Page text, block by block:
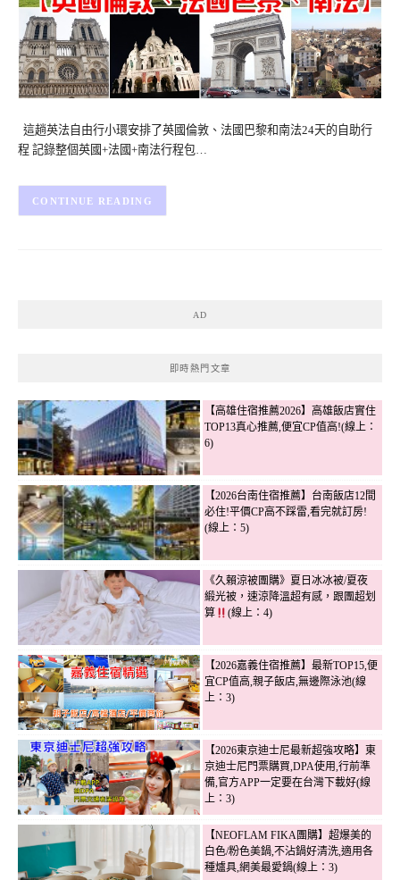
這趟英法自由行小環安排了英國倫敦、法國巴黎和南法24天的自助行
程 記錄整個英國+法國+南法行程包…
CONTINUE READING
AD
即時熱門文章
【高雄住宿推薦2026】高雄飯店實住
TOP13真心推薦,便宜CP值高!(線上：
6)
【2026台南住宿推薦】台南飯店12間
必住!平價CP高不踩雷,看完就訂房!
(線上：5)
《久賴涼被團購》夏日冰冰被/夏夜
緞光被，速涼降溫超有感，跟團超划
算
(線上：4)
【2026嘉義住宿推薦】最新TOP15,便
宜CP值高,親子飯店,無邊際泳池(線
上：3)
【2026東京迪士尼最新超強攻略】東
京迪士尼門票購買,DPA使用,行前準
備,官方APP一定要在台灣下載好(線
上：3)
【NEOFLAM FIKA團購】超爆美的
白色/粉色美鍋,不沾鍋好清洗,適用各
種爐具,網美最愛鍋(線上：3)